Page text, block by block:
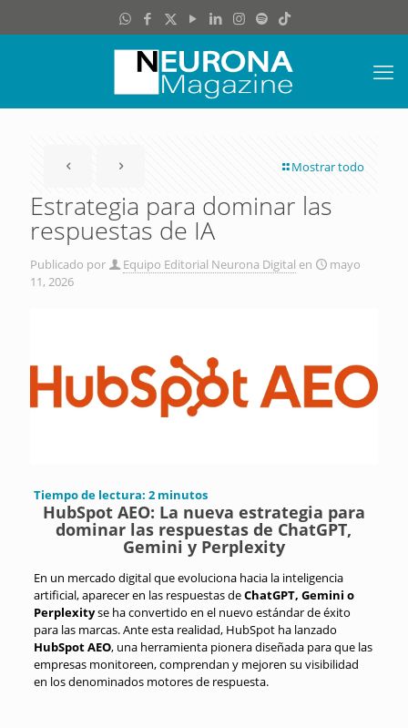
Mostrar todo
Estrategia para dominar las
respuestas de IA
Publicado por Equipo Editorial Neurona Digital en
mayo
11, 2026
Tiempo de lectura: 2 minutos
HubSpot AEO: La nueva estrategia para
dominar las respuestas de ChatGPT,
Gemini y Perplexity
En un mercado digital que evoluciona hacia la inteligencia
artificial, aparecer en las respuestas deChatGPT, Gemini o
Perplexityse ha convertido en el nuevo estándar de éxito
para las marcas.Ante esta realidad, HubSpot ha lanzado
HubSpot AEO, una herramienta pionera diseñada para que las
empresas monitoreen, comprendan y mejoren su visibilidad
en los denominados motores de respuesta.